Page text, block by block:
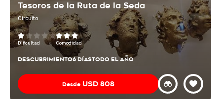
Tesoros de la Ruta de la Seda
Circuito
Dificultad Comodidad
DESCUBRIMIENTO6 DÍASTODO EL AÑO
Desde USD 808